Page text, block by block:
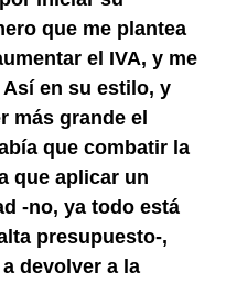
que me plantea
el IVA, y me
en su estilo, y
más grande el
que combatir la
que aplicar un
-no, ya todo está
presupuesto-,
devolver a la